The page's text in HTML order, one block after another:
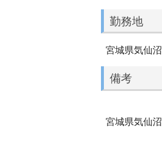
勤務地
宮城県気仙
備考
宮城県気仙